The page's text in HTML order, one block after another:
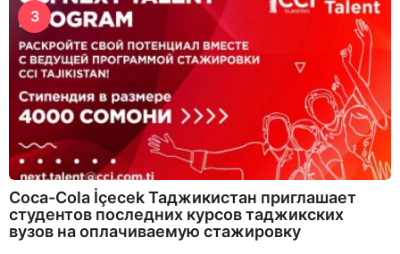
3
Coca-Cola İçecek Таджикистан приглашает
студентов последних курсов таджикских
вузов на оплачиваемую стажировку